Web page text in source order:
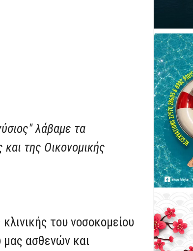
λάβαμε τα
της Οικονομικής
του νοσοκομείου
μας ασθενών και